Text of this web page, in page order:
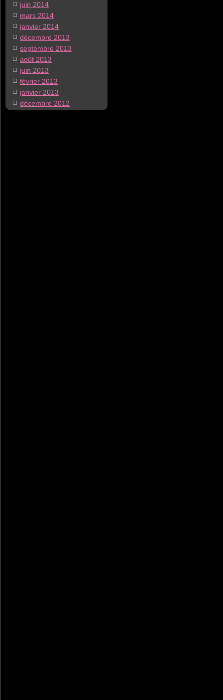
juin 2014
mars 2014
janvier 2014
décembre 2013
septembre 2013
août 2013
juin 2013
février 2013
janvier 2013
décembre 2012